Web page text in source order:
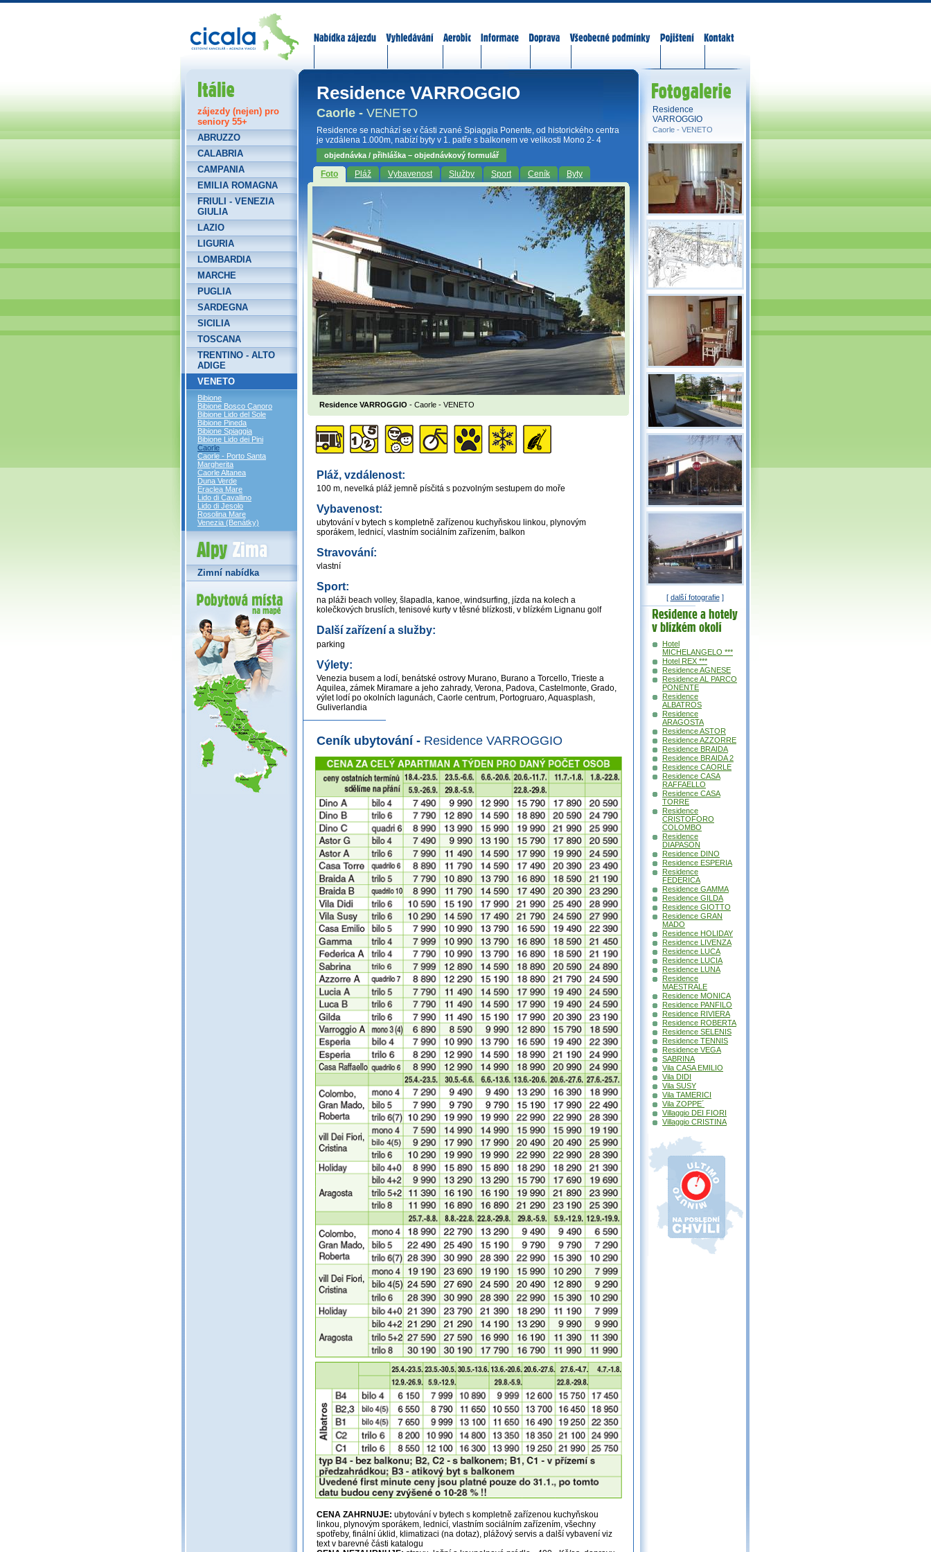
Residence VARROGGIO
Caorle - VENETO
Residence se nachází se v části zvané Spiaggia Ponente, od historického centra
je vzdálena 1.000m, nabízí byty v 1. patře s balkonem ve velikosti Mono 2- 4
objednávka / přihláška – objednávkový formulář
Foto Pláž Vybavenost Služby Sport Ceník Byty
Residence VARROGGIO - Caorle - VENETO
Pláž, vzdálenost:
100 m, nevelká pláž jemně písčitá s pozvolným sestupem do moře
Vybavenost:
ubytování v bytech s kompletně zařízenou kuchyňskou linkou, plynovým
sporákem, lednicí, vlastním sociálním zařízením, balkon
Stravování:
vlastní
Sport:
na pláži beach volley, šlapadla, kanoe, windsurfing, jízda na kolech a
kolečkových bruslích, tenisové kurty v těsné blízkosti, v blízkém Lignanu golf
Další zařízení a služby:
parking
Výlety:
Venezia busem a lodí, benátské ostrovy Murano, Burano a Torcello, Trieste a
Aquilea, zámek Miramare a jeho zahrady, Verona, Padova, Castelmonte, Grado,
výlet lodí po okolních lagunách, Caorle centrum, Portogruaro, Aquasplash,
Guliverlandia
Ceník ubytování - Residence VARROGGIO
CENA ZAHRNUJE: ubytování v bytech s kompletně zařízenou kuchyňskou
linkou, plynovým sporákem, lednicí, vlastním sociálním zařízením, všechny
spotřeby, finální úklid, klimatizaci (na dotaz), plážový servis a další vybavení viz
text v barevné části katalogu
Itálie
zájezdy (nejen) pro
seniory 55+
ABRUZZO
CALABRIA
CAMPANIA
EMILIA ROMAGNA
FRIULI - VENEZIA
GIULIA
LAZIO
LIGURIA
LOMBARDIA
MARCHE
PUGLIA
SARDEGNA
SICILIA
TOSCANA
TRENTINO - ALTO
ADIGE
VENETO
Bibione
Bibione Bosco Canoro
Bibione Lido del Sole
Bibione Pineda
Bibione Spiaggia
Bibione Lido dei Pini
Caorle
Caorle - Porto Santa
Margherita
Caorle Altanea
Duna Verde
Eraclea Mare
Lido di Cavallino
Lido di Jesolo
Rosolina Mare
Venezia (Benátky)
Alpy Zima
Zimní nabídka
Residence
VARROGGIO
Caorle - VENETO
[ další fotografie]
Residence a
hotely v okolí
Hotel
MICHELANGELO ***
Hotel REX ***
Residence AGNESE
Residence AL PARCO
PONENTE
Residence
ALBATROS
Residence
ARAGOSTA
Residence ASTOR
Residence AZZORRE
Residence BRAIDA
Residence BRAIDA 2
Residence CAORLE
Residence CASA
RAFFAELLO
Residence CASA
TORRE
Residence
CRISTOFORO
COLOMBO
Residence
DIAPASON
Residence DINO
Residence ESPERIA
Residence
FEDERICA
Residence GAMMA
Residence GILDA
Residence GIOTTO
Residence GRAN
MADO
Residence HOLIDAY
Residence LIVENZA
Residence LUCA
Residence LUCIA
Residence LUNA
Residence
MAESTRALE
Residence MONICA
Residence PANFILO
Residence RIVIERA
Residence ROBERTA
Residence SELENIS
Residence TENNIS
Residence VEGA
SABRINA
Vila CASA EMILIO
Vila DIDI
Vila SUSY
Vila TAMERICI
Vila ZOPPE´
Villaggio DEI FIORI
Villaggio CRISTINA